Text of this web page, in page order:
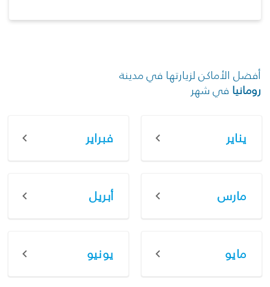
أفضل الأماكن لزيارتها في مدينة
رومانيا في شهر
يناير فبراير
مارس أبريل
مايو يونيو